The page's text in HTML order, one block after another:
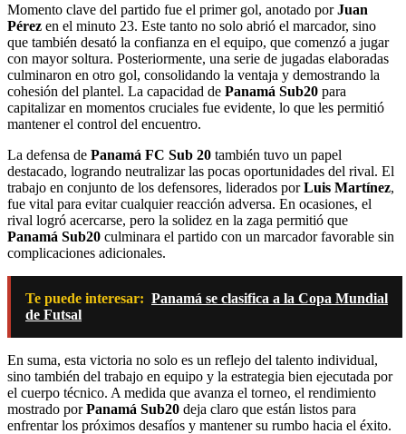
Momento clave del partido fue el primer gol, anotado porJuan
Pérez en el minuto 23. Este tanto no solo abrió el marcador, sino
que también desató la confianza en el equipo, que comenzó a jugar
con mayor soltura. Posteriormente, una serie de jugadas elaboradas
culminaron en otro gol, consolidando la ventaja y demostrando la
cohesión del plantel. La capacidad de Panamá Sub20 para
capitalizar en momentos cruciales fue evidente, lo que les permitió
mantener el control del encuentro.
La defensa de Panamá FC Sub 20 también tuvo un papel
destacado, logrando neutralizar las pocas oportunidades del rival. El
trabajo en conjunto de los defensores, liderados porLuis Martínez,
fue vital para evitar cualquier reacción adversa. En ocasiones, el
rival logró acercarse, pero la solidez en la zaga permitió que
Panamá Sub20 culminara el partido con un marcador favorable sin
complicaciones adicionales.
Te puede interesar: Panamá se clasifica a la Copa Mundial
de Futsal
En suma, esta victoria no solo es un reflejo del talento individual,
sino también del trabajo en equipo y la estrategia bien ejecutada por
el cuerpo técnico. A medida que avanza el torneo, el rendimiento
mostrado porPanamá Sub20 deja claro que están listos para
enfrentar los próximos desafíos y mantener su rumbo hacia el éxito.